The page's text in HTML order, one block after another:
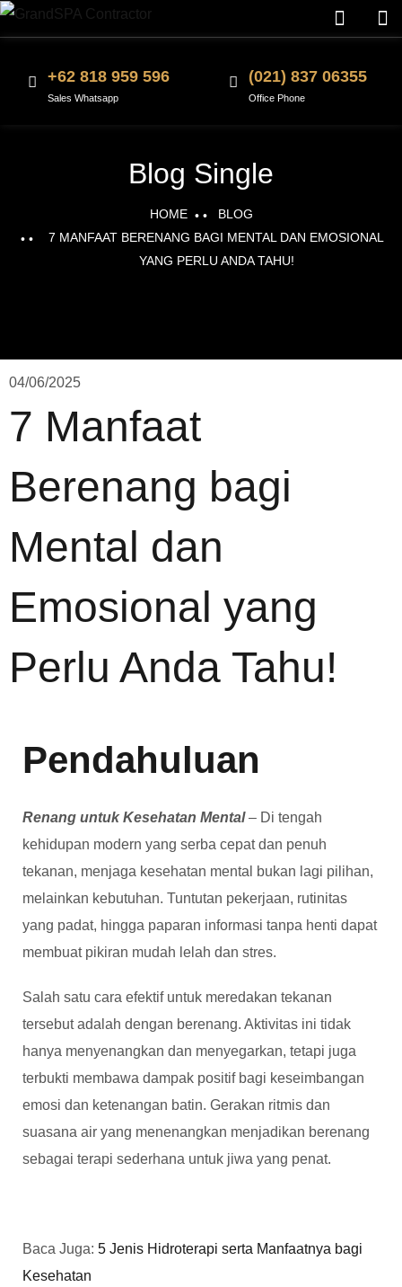
+62 818 959 596
Sales Whatsapp
(021) 837 06355
Office Phone
Blog Single
HOME
BLOG
7 MANFAAT BERENANG BAGI MENTAL DAN EMOSIONAL
YANG PERLU ANDA TAHU!
04/06/2025
7 Manfaat
Berenang bagi
Mental dan
Emosional yang
Perlu Anda Tahu!
Pendahuluan
Renang untuk Kesehatan Mental– Di tengah
kehidupan modern yang serba cepat dan penuh
tekanan, menjaga kesehatan mental bukan lagi pilihan,
melainkan kebutuhan. Tuntutan pekerjaan, rutinitas
yang padat, hingga paparan informasi tanpa henti dapat
membuat pikiran mudah lelah dan stres.
Salah satu cara efektif untuk meredakan tekanan
tersebut adalah dengan berenang. Aktivitas ini tidak
hanya menyenangkan dan menyegarkan, tetapi juga
terbukti membawa dampak positif bagi keseimbangan
emosi dan ketenangan batin. Gerakan ritmis dan
suasana air yang menenangkan menjadikan berenang
sebagai terapi sederhana untuk jiwa yang penat.
Baca Juga: 5 Jenis Hidroterapi serta Manfaatnya bagi
Kesehatan